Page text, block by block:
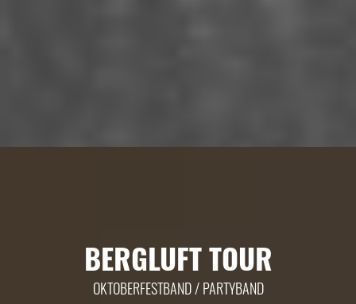
BERGLUFT TOUR
OKTOBERFESTBAND / PARTYBAND